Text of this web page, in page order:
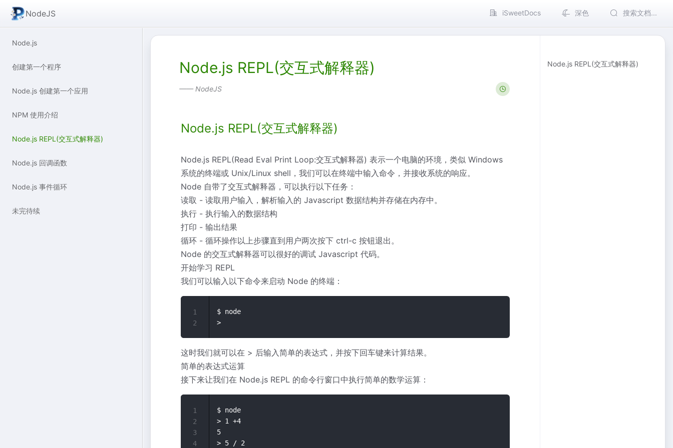
NodeJS iSweetDocs 深色 搜索文档...
Node.js
创建第一个程序
Node.js 创建第一个应用
NPM 使用介绍
Node.js REPL(交互式解释器)
Node.js 回调函数
Node.js 事件循环
未完待续
Node.js REPL(交互式解释器)
—— NodeJS
Node.js REPL(交互式解释器)
Node.js REPL(Read Eval Print Loop:交互式解释器) 表示一个电脑的环境，类似 Windows
系统的终端或 Unix/Linux shell，我们可以在终端中输入命令，并接收系统的响应。
Node 自带了交互式解释器，可以执行以下任务：
读取 - 读取用户输入，解析输入的 Javascript 数据结构并存储在内存中。
执行 - 执行输入的数据结构
打印 - 输出结果
循环 - 循环操作以上步骤直到用户两次按下 ctrl-c 按钮退出。
Node 的交互式解释器可以很好的调试 Javascript 代码。
开始学习 REPL
我们可以输入以下命令来启动 Node 的终端：
$ node
1
2
这时我们就可以在 > 后输入简单的表达式，并按下回车键来计算结果。
简单的表达式运算
接下来让我们在 Node.js REPL 的命令行窗口中执行简单的数学运算：
$ node
> 1 +4
5
> 5 / 2
1
2
3
4
Node.js REPL(交互式解释器)